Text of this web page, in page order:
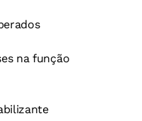
na função